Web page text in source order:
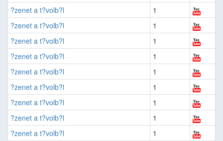
?zenet a t?volb?l
1
?zenet a t?volb?l
1
?zenet a t?volb?l
1
?zenet a t?volb?l
1
?zenet a t?volb?l
1
?zenet a t?volb?l
1
?zenet a t?volb?l
1
?zenet a t?volb?l
1
?zenet a t?volb?l
1